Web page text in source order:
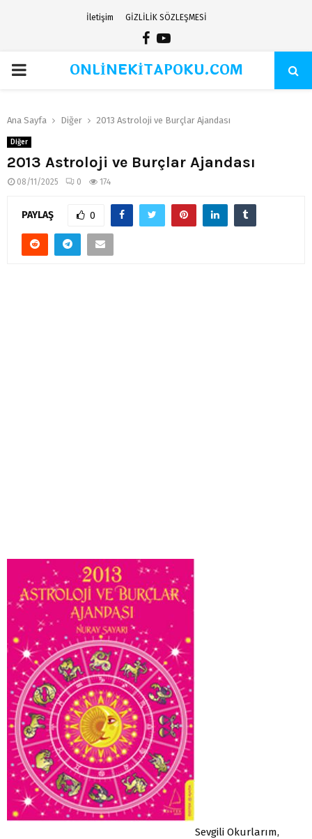
İletişim GİZLİLİK SÖZLEŞMESİ
Facebook
Youtube
PRIMARYONLİNEKİTAPOKU.COM
Ana Sayfa Diğer 2013 Astroloji ve Burçlar Ajandası
Diğer
2013 Astroloji ve Burçlar Ajandası
08/11/2025 0 174
PAYLAŞ 0
Sevgili Okurlarım,